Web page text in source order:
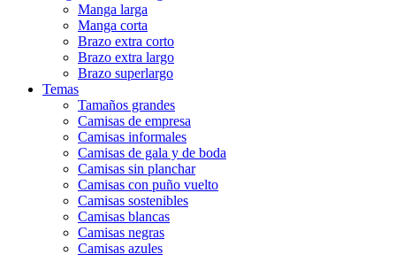
Manga larga
Manga corta
Brazo extra corto
Brazo extra largo
Brazo superlargo
Temas
Tamaños grandes
Camisas de empresa
Camisas informales
Camisas de gala y de boda
Camisas sin planchar
Camisas con puño vuelto
Camisas sostenibles
Camisas blancas
Camisas negras
Camisas azules